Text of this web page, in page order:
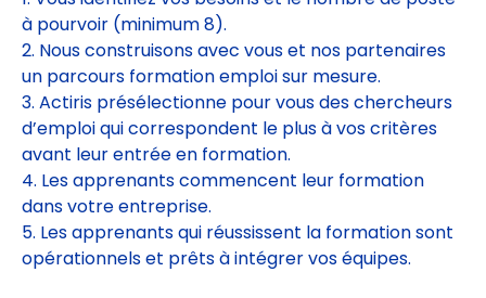
à pourvoir (minimum 8).
2. Nous construisons avec vous et nos partenaires
un parcours formation emploi sur mesure.
3. Actiris présélectionne pour vous des chercheurs
d’emploi qui correspondent le plus à vos critères
avant leur entrée en formation.
4. Les apprenants commencent leur formation
dans votre entreprise.
5. Les apprenants qui réussissent la formation sont
opérationnels et prêts à intégrer vos équipes.